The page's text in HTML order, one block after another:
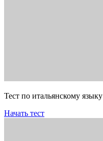
Тест по итальянскому языку
Начать тест